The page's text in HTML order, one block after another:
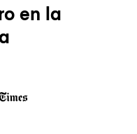
en la